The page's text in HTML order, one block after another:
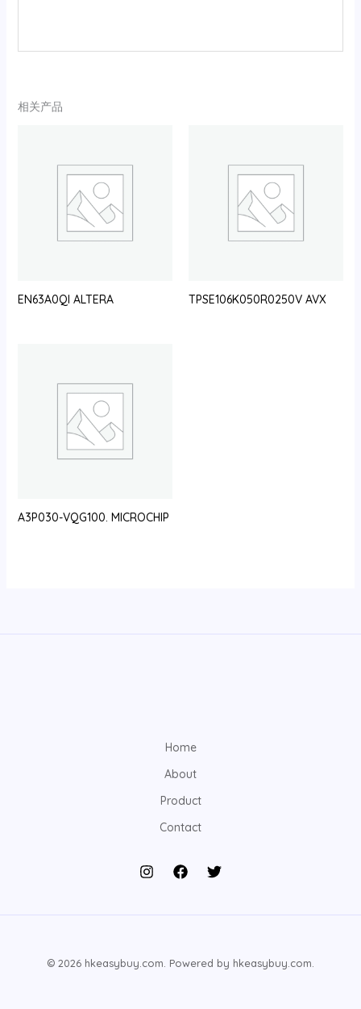
相关产品
EN63A0QI ALTERA TPSE106K050R0250V AVX
A3P030-VQG100. MICROCHIP
Home
About
Product
Contact
© 2026 hkeasybuy.com. Powered by hkeasybuy.com.